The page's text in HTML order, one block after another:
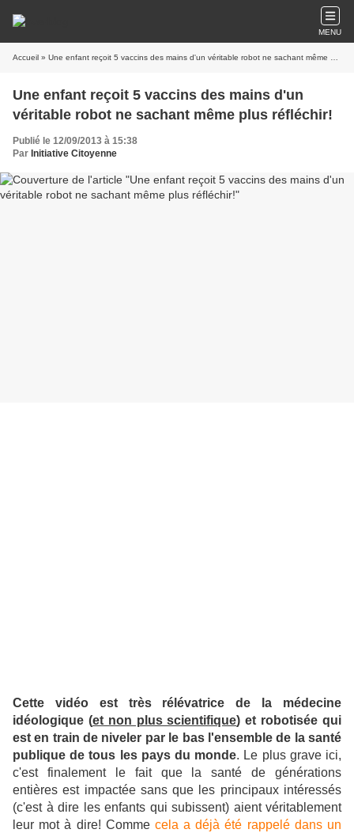
MENU
Accueil » Une enfant reçoit 5 vaccins des mains d'un véritable robot ne sachant même plus réfléchir!
Une enfant reçoit 5 vaccins des mains d'un
véritable robot ne sachant même plus réfléchir!
Publié le 12/09/2013 à 15:38
Par Initiative Citoyenne
Cette vidéo est très rélévatrice de la médecine
idéologique (et non plus scientifique) et robotisée qui
est en train de niveler par le bas l'ensemble de la santé
publique de tous les pays du monde. Le plus grave ici,
c'est finalement le fait que la santé de générations
entières est impactée sans que les principaux intéressés
(c'est à dire les enfants qui subissent) aient véritablement
leur mot à dire! Comme cela a déjà été rappelé dans un